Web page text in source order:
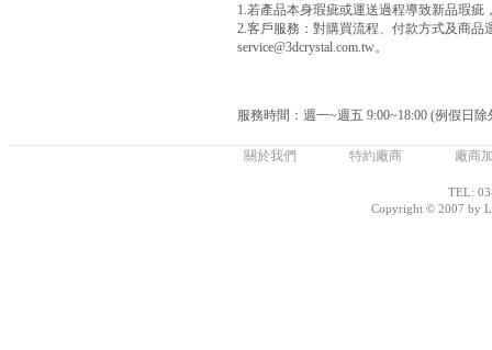
1.若產品本身瑕疵或運送過程導致新品瑕疵
2.客戶服務：對購買流程、付款方式及商品
service@3dcrystal.com.tw。
服務時間：週一~週五 9:00~18:00 (例假日除
關於我們 特約廠商 廠商
TEL:
Copyright © 2007 by